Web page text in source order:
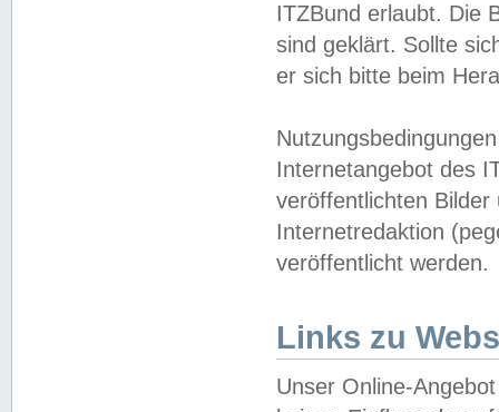
ITZBund erlaubt. Die
sind geklärt. Sollte
er sich bitte beim
Internetangebot des
veröffentlichten
Internetredaktion
veröffentlicht werden.
Links zu
Unser Online-